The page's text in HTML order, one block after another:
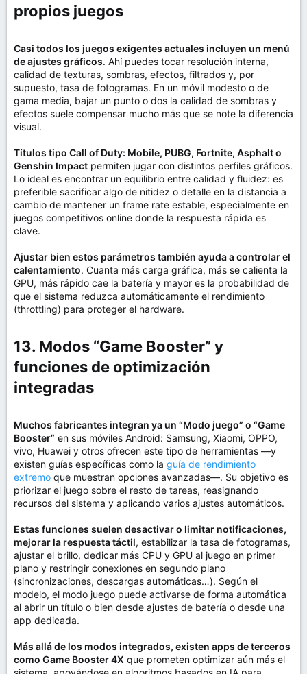
propios juegos​
Casi todos los juegos exigentes actuales incluyen un menú
de ajustes gráficos. Ahí puedes tocar resolución interna,
calidad de texturas, sombras, efectos, filtrados y, por
supuesto, tasa de fotogramas. En un móvil modesto o de
gama media, bajar un punto o dos la calidad de sombras y
efectos suele compensar mucho más que se note la diferencia
visual.
Títulos tipo Call of Duty: Mobile, PUBG, Fortnite, Asphalt o
Genshin Impact permiten jugar con distintos perfiles gráficos.
Lo ideal es encontrar un equilibrio entre calidad y fluidez: es
preferible sacrificar algo de nitidez o detalle en la distancia a
cambio de mantener un frame rate estable, especialmente en
juegos competitivos online donde la respuesta rápida es
clave.
Ajustar bien estos parámetros también ayuda a controlar el
calentamiento. Cuanta más carga gráfica, más se calienta la
GPU, más rápido cae la batería y mayor es la probabilidad de
que el sistema reduzca automáticamente el rendimiento
(throttling) para proteger el hardware.
13. Modos “Game Booster” y
funciones de optimización
integradas​
Muchos fabricantes integran ya un “Modo juego” o “Game
Booster” en sus móviles Android: Samsung, Xiaomi, OPPO,
vivo, Huawei y otros ofrecen este tipo de herramientas —y
existen guías específicas como la guía de rendimiento
extremo que muestran opciones avanzadas—. Su objetivo es
priorizar el juego sobre el resto de tareas, reasignando
recursos del sistema y aplicando varios ajustes automáticos.
Estas funciones suelen desactivar o limitar notificaciones,
mejorar la respuesta táctil, estabilizar la tasa de fotogramas,
ajustar el brillo, dedicar más CPU y GPU al juego en primer
plano y restringir conexiones en segundo plano
(sincronizaciones, descargas automáticas…). Según el
modelo, el modo juego puede activarse de forma automática
al abrir un título o bien desde ajustes de batería o desde una
app dedicada.
Más allá de los modos integrados, existen apps de terceros
como Game Booster 4X que prometen optimizar aún más el